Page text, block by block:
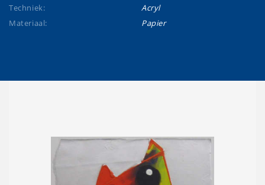
Techniek:
Acryl
Materiaal:
Papier